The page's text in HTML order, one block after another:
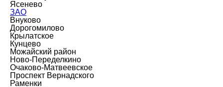
Ясенево
ЗАО
Внуково
Дорогомилово
Крылатское
Кунцево
Можайский район
Ново-Переделкино
Очаково-Матвеевское
Проспект Вернадского
Раменки